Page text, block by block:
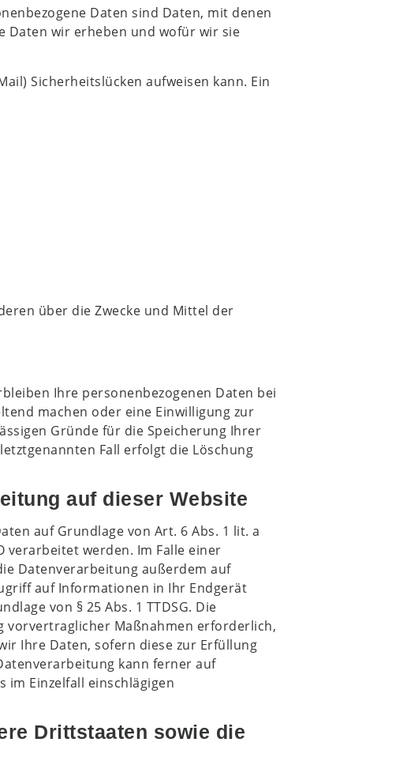
Daten sind Daten, mit denen
Daten wir erheben und wofür wir sie
Sicherheitslücken aufweisen kann. Ein
über die Zwecke und Mittel der
Ihre personenbezogenen Daten bei
machen oder eine Einwilligung zur
Gründe für die Speicherung Ihrer
Fall erfolgt die Löschung
auf dieser Website
auf Grundlage von Art. 6 Abs. 1 lit. a
verarbeitet werden. Im Falle einer
Datenverarbeitung außerdem auf
auf Informationen in Ihr Endgerät
von § 25 Abs. 1 TTDSG. Die
vorvertraglicher Maßnahmen erforderlich,
Ihre Daten, sofern diese zur Erfüllung
kann ferner auf
im Einzelfall einschlägigen
Drittstaaten sowie die